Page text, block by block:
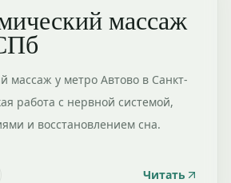
массаж
массаж у метро Автово в Санкт-
работа с нервной системой,
и восстановлением сна.
Читать